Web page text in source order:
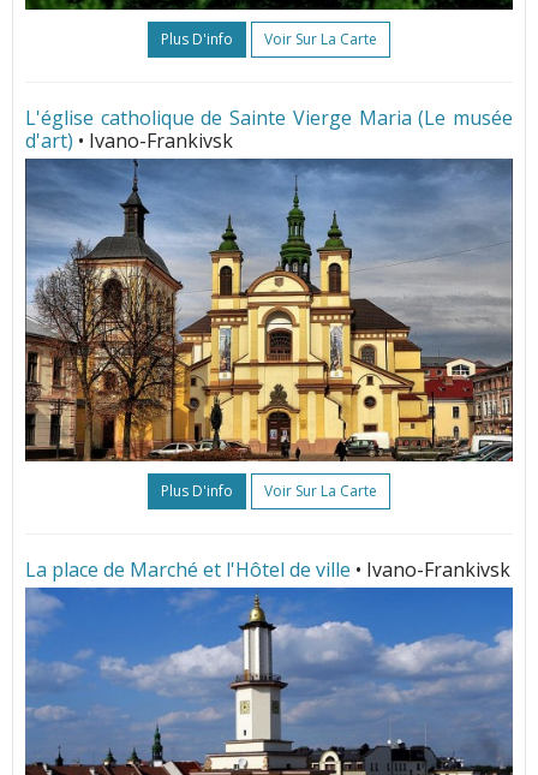
Plus D'info Voir Sur La Carte
L'église catholique de Sainte Vierge Maria (Le musée
d'art) • Ivano-Frankivsk
Plus D'info Voir Sur La Carte
La place de Marché et l'Hôtel de ville • Ivano-Frankivsk